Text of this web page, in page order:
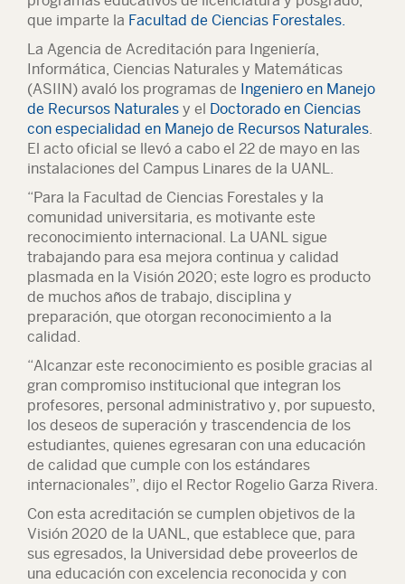
que imparte la Facultad de Ciencias Forestales.
La Agencia de Acreditación para Ingeniería,
Informática, Ciencias Naturales y Matemáticas
(ASIIN) avaló los programas de Ingeniero en Manejo
de Recursos Naturales y el Doctorado en Ciencias
con especialidad en Manejo de Recursos Naturales.
El acto oficial se llevó a cabo el 22 de mayo en las
instalaciones del Campus Linares de la UANL.
“Para la Facultad de Ciencias Forestales y la
comunidad universitaria, es motivante este
reconocimiento internacional. La UANL sigue
trabajando para esa mejora continua y calidad
plasmada en la Visión 2020; este logro es producto
de muchos años de trabajo, disciplina y
preparación, que otorgan reconocimiento a la
calidad.
“Alcanzar este reconocimiento es posible gracias al
gran compromiso institucional que integran los
profesores, personal administrativo y, por supuesto,
los deseos de superación y trascendencia de los
estudiantes, quienes egresaran con una educación
de calidad que cumple con los estándares
internacionales”, dijo el Rector Rogelio Garza Rivera.
Con esta acreditación se cumplen objetivos de la
Visión 2020 de la UANL, que establece que, para
sus egresados, la Universidad debe proveerlos de
una educación con excelencia reconocida y con